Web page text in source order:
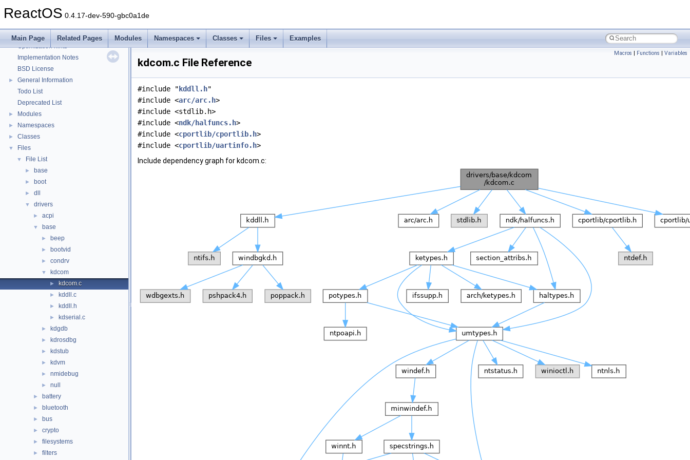
ReactOS 0.4.17-dev-590-gbc0a1de
Main Page Related Pages Modules Namespaces Classes Files Examples
Zero-copy RX
Multithreading
Optimization hints
Implementation Notes
BSD License
►
General Information
Todo List
Deprecated List
► Modules
► Namespaces
► Classes
▼ Files
▼ File List
► base
► boot
► dll
▼ drivers
► acpi
▼ base
► beep
► bootvid
► condrv
▼ kdcom
► kdcom.c
► kddll.c
► kddll.h
► kdserial.c
► kdgdb
► kdrosdbg
► kdstub
► kdvm
► nmidebug
► null
► battery
► bluetooth
► bus
► crypto
► filesystems
► filters
Macros | Functions | Variables
kdcom.c File Reference
#include " kddll.h"
#include <arc/arc.h>
#include <stdlib.h>
#include <ndk/halfuncs.h>
#include <cportlib/cportlib.h>
#include <cportlib/uartinfo.h>
Include dependency graph for kdcom.c: